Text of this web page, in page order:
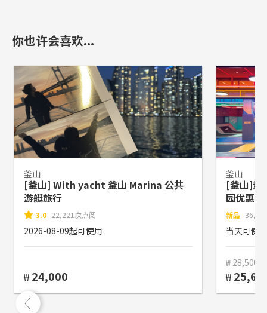
你也许会喜欢...
釜山
[釜山] With yacht 釜山 Marina 公共
游艇旅行
3.0 22,221次点阅
2026-08-09起可使用
₩ 24,000
釜山
[釜山]釜
园优惠门
新品
当天可使
₩ 28,500
₩